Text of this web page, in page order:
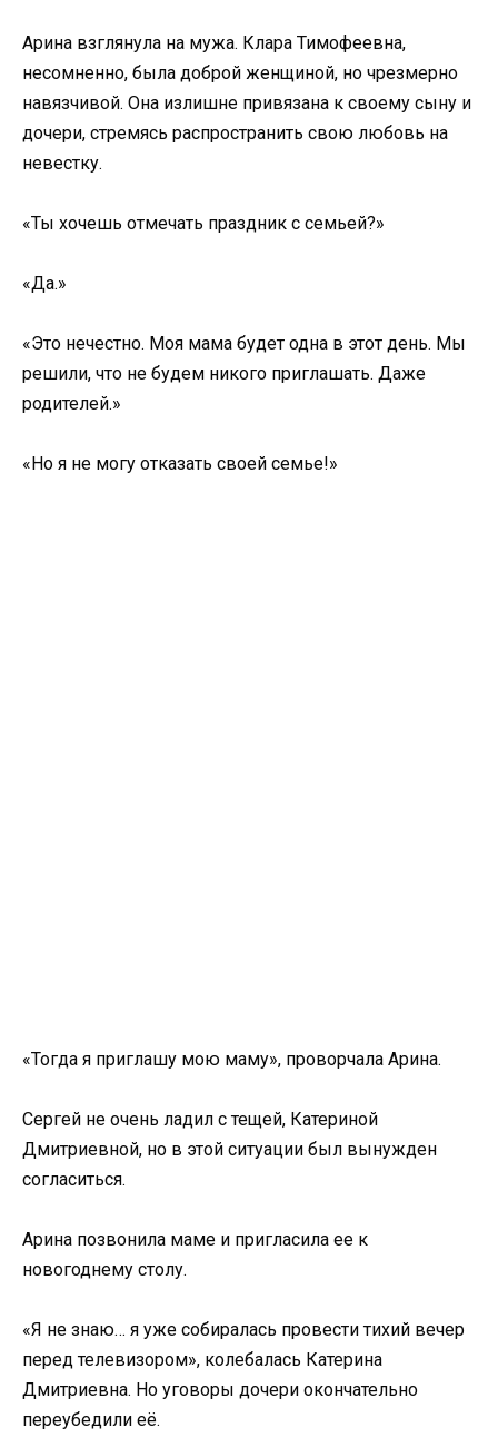
Арина взглянула на мужа. Клара Тимофеевна,
несомненно, была доброй женщиной, но чрезмерно
навязчивой. Она излишне привязана к своему сыну и
дочери, стремясь распространить свою любовь на
невестку.
«Ты хочешь отмечать праздник с семьей?»
«Да.»
«Это нечестно. Моя мама будет одна в этот день. Мы
решили, что не будем никого приглашать. Даже
родителей.»
«Но я не могу отказать своей семье!»
«Тогда я приглашу мою маму», проворчала Арина.
Сергей не очень ладил с тещей, Катериной
Дмитриевной, но в этой ситуации был вынужден
согласиться.
Арина позвонила маме и пригласила ее к
новогоднему столу.
«Я не знаю… я уже собиралась провести тихий вечер
перед телевизором», колебалась Катерина
Дмитриевна. Но уговоры дочери окончательно
переубедили её.